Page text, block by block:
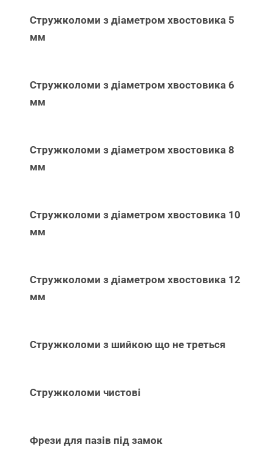
Стружколоми з діаметром хвостовика 5
мм
Стружколоми з діаметром хвостовика 6
мм
Стружколоми з діаметром хвостовика 8
мм
Стружколоми з діаметром хвостовика 10
мм
Стружколоми з діаметром хвостовика 12
мм
Стружколоми з шийкою що не треться
Стружколоми чистові
Фрези для пазів під замок